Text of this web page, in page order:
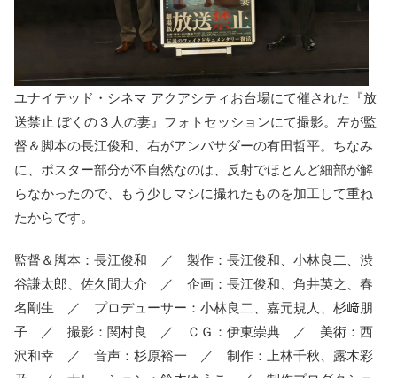
ユナイテッド・シネマ アクアシティお台場にて催された『放
送禁止 ぼくの３人の妻』フォトセッションにて撮影。左が監
督＆脚本の長江俊和、右がアンバサダーの有田哲平。ちなみ
に、ポスター部分が不自然なのは、反射でほとんど細部が解
らなかったので、もう少しマシに撮れたものを加工して重ね
たからです。
監督＆脚本：長江俊和 ／ 製作：長江俊和、小林良二、渋
谷謙太郎、佐久間大介 ／ 企画：長江俊和、角井英之、春
名剛生 ／ プロデューサー：小林良二、嘉元規人、杉﨑朋
子 ／ 撮影：関村良 ／ ＣＧ：伊東崇典 ／ 美術：西
沢和幸 ／ 音声：杉原裕一 ／ 制作：上林千秋、露木彩